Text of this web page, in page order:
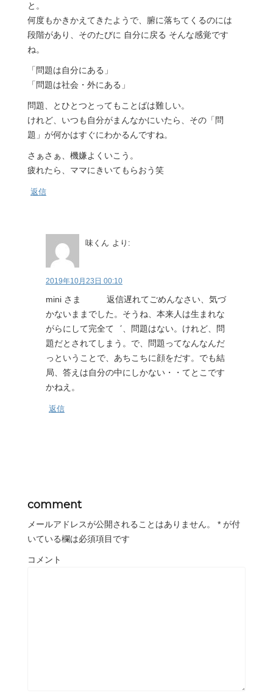
と。
何度もかきかえてきたようで、腑に落ちてくるのには
段階があり、そのたびに 自分に戻る そんな感覚です
ね。
「問題は自分にある」
「問題は社会・外にある」
問題、とひとつとってもことばは難しい。
けれど、いつも自分がまんなかにいたら、その「問
題」が何かはすぐにわかるんですね。
さぁさぁ、機嫌よくいこう。
疲れたら、ママにきいてもらおう笑
返信
味くん より:
2019年10月23日 00:10
mini さま 返信遅れてごめんなさい、気づ
かないままでした。そうね、本来人は生まれな
がらにして完全て゛、問題はない。けれど、問
題だとされてしまう。で、問題ってなんなんだ
っということで、あちこちに顔をだす。でも結
局、答えは自分の中にしかない・・てとこです
かねえ。
返信
comment
メールアドレスが公開されることはありません。 * が付
いている欄は必須項目です
コメント